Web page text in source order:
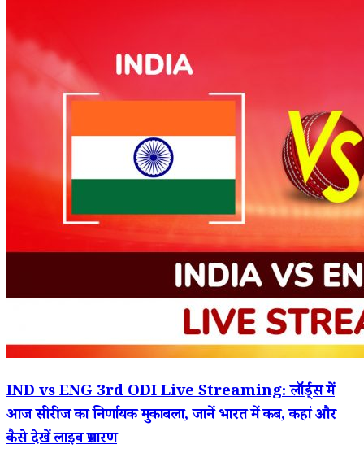
IND vs ENG 3rd ODI Live Streaming: लॉर्ड्स में
आज सीरीज का निर्णायक मुकाबला, जानें भारत में कब, कहां और
कैसे देखें लाइव प्रसारण